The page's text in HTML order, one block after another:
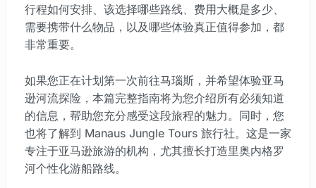
行程如何安排、该选择哪些路线、费用大概是多少、
需要携带什么物品，以及哪些体验真正值得参加，都
非常重要。
如果您正在计划第一次前往马瑙斯，并希望体验亚马
逊河流探险，本篇完整指南将为您介绍所有必须知道
的信息，帮助您充分感受这段旅程的魅力。同时，您
也将了解到 Manaus Jungle Tours 旅行社。这是一家
专注于亚马逊旅游的机构，尤其擅长打造里奥内格罗
河个性化游船路线。